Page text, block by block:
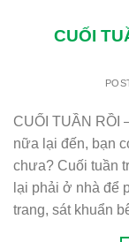
CUỐI
CUỐI TUẦN RỒI
nữa lại đến, bạn
chưa? Cuối tuần
lại phải ở nhà để
trang, sát khuẩn